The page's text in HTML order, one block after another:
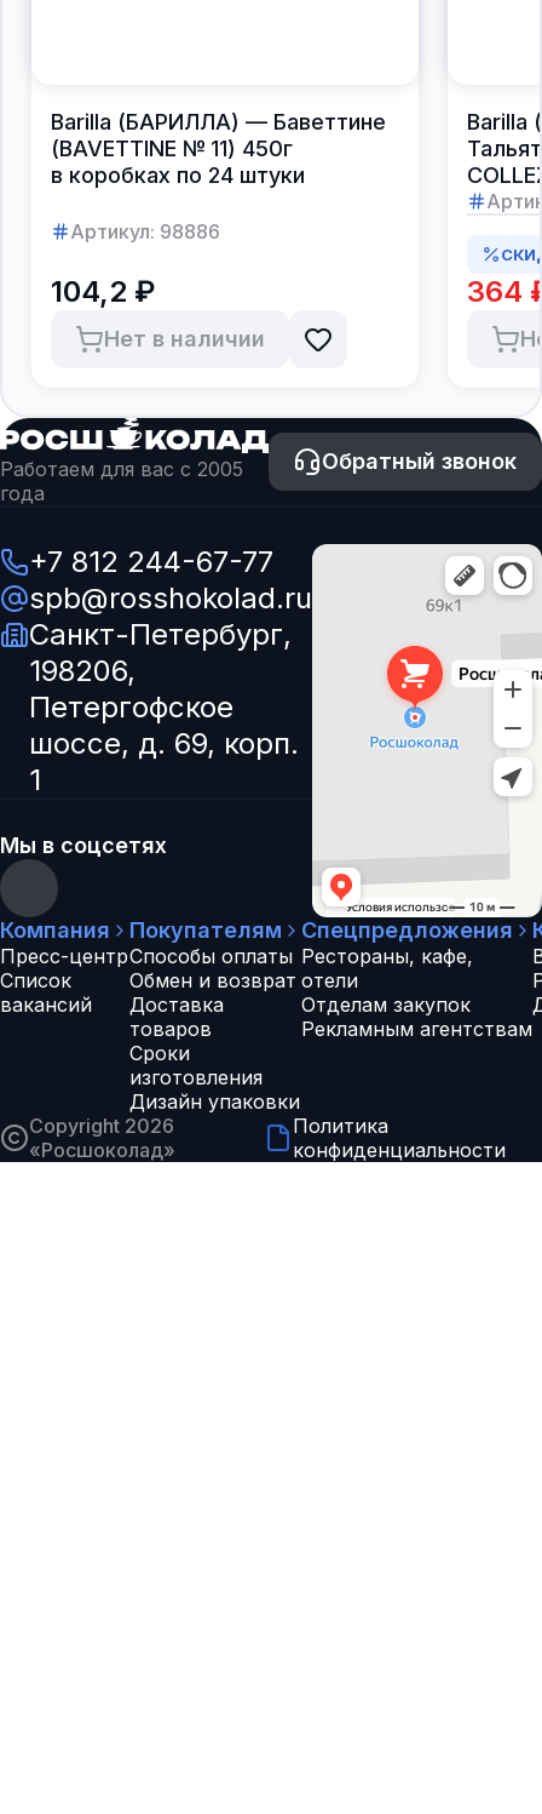
Barilla (БАРИЛЛА) — Баветтине
(BAVETTINE № 11) 450г
в коробках по 24 штуки
Артикул: 98886
104,2 ₽
Нет в наличии
в
364
Работаем для вас с 2005
года
Обратный звонок
+7 812 244-67-77
spb@rosshokolad.ru
Санкт-Петербург,
198206,
Петергофское
шоссе, д. 69, корп.
1
Мы в соцсетях
Компания
Пресс-центр
Список
вакансий
Покупателям
Способы оплаты
Обмен и возврат
Доставка
товаров
Сроки
изготовления
Дизайн упаковки
Спецпредложения
Рестораны, кафе,
отели
Отделам закупок
Рекламным агентствам
Copyright 2026
«Росшоколад»
Политика
конфиденциальности